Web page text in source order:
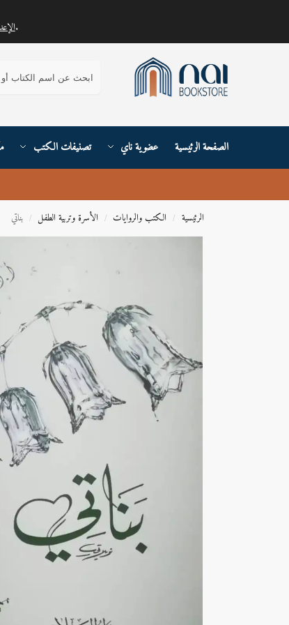
الصفحة الرئيسية عضوية ناي تصنيفات الكتب
الرئيسية / الكتب والروايات / الأسرة وتربية الطفل / بناتي
.